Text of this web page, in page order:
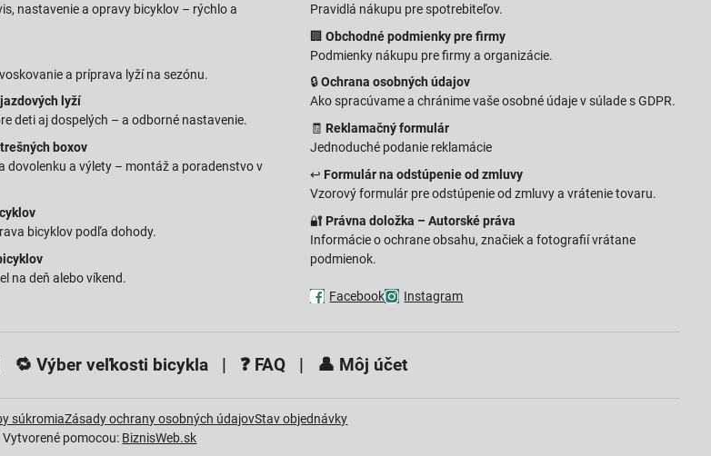
nastavenie a opravy bicyklov – rýchlo a
a príprava lyží na sezónu.
lyží
deti aj dospelých – a odborné nastavenie.
boxov
dovolenku a výlety – montáž a poradenstvo v
bicyklov podľa dohody.
na deň alebo víkend.
Pravidlá nákupu pre spotrebiteľov.
🏢Obchodné podmienky pre firmy
Podmienky nákupu pre firmy a organizácie.
🔒Ochrana osobných údajov
Ako spracúvame a chránime vaše osobné údaje v súlade s GDPR.
🧾 Reklamačný formulár
Jednoduché podanie reklamácie
↩️ Formulár na odstúpenie od zmluvy
Vzorový formulár pre odstúpenie od zmluvy a vrátenie tovaru.
🔐 Právna doložka – Autorské práva
Informácie o ochrane obsahu, značiek a fotografií vrátane
podmienok.
Facebook Instagram
🔁Výber veľkosti bicykla | ❓ FAQ | 👤 Môj účet
súkromiaZásady ochrany osobných údajovStav objednávky
Vytvorené pomocou: BiznisWeb.sk